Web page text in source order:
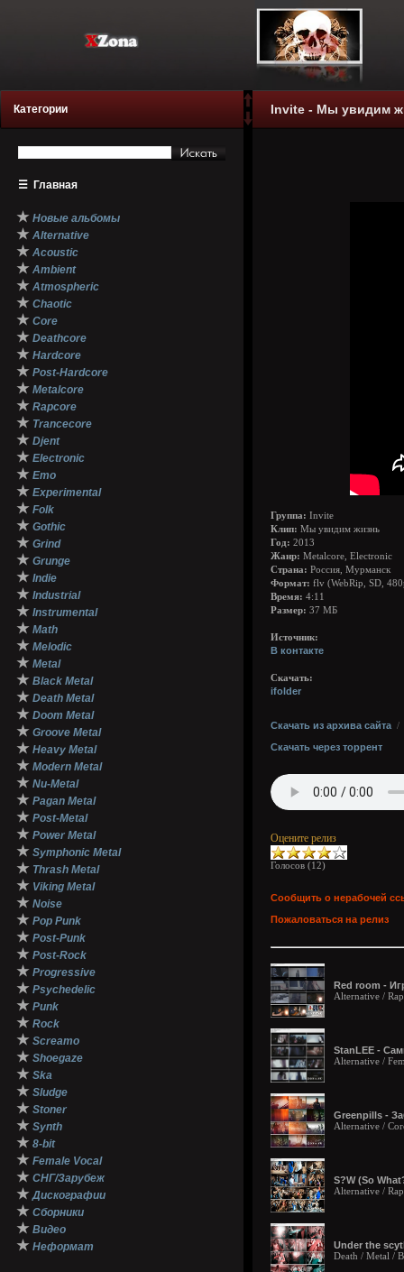
Категории
☰ Главная
★ Новые альбомы
★ Alternative
★ Acoustic
★ Ambient
★ Atmospheric
★ Chaotic
★ Core
★ Deathcore
★ Hardcore
★ Post-Hardcore
★ Metalcore
★ Rapcore
★ Trancecore
★ Djent
★ Electronic
★ Emo
★ Experimental
★ Folk
★ Gothic
★ Grind
★ Grunge
★ Indie
★ Industrial
★ Instrumental
★ Math
★ Melodic
★ Metal
★ Black Metal
★ Death Metal
★ Doom Metal
★ Groove Metal
★ Heavy Metal
★ Modern Metal
★ Nu-Metal
★ Pagan Metal
★ Post-Metal
★ Power Metal
★ Symphonic Metal
★ Thrash Metal
★ Viking Metal
★ Noise
★ Pop Punk
★ Post-Punk
★ Post-Rock
★ Progressive
★ Psychedelic
★ Punk
★ Rock
★ Screamo
★ Shoegaze
★ Ska
★ Sludge
★ Stoner
★ Synth
★ 8-bit
★ Female Vocal
★ СНГ/Зарубеж
★ Дискографии
★ Сборники
★ Видео
★ Неформат
Invite - Мы увидим
Группа: Invite
Клип: Мы увидим жизнь
Год: 2013
Жанр: Metalcore, Electronic
Страна: Россия, Мурманск
Формат: flv (WebRip, SD,
Время: 4:11
Размер: 37 МБ
Источник:
В контакте
Скачать:
ifolder
Скачать из архива сайта /
Скачать через торрент
Оцените релиз
Голосов (12)
Сообщить о нерабочей
Пожаловаться на релиз
Red room -
Alternative /
StanLEE -
Alternative /
Greenpills -
Alternative /
S?W (So
Alternative /
Under the
Death / Metal /